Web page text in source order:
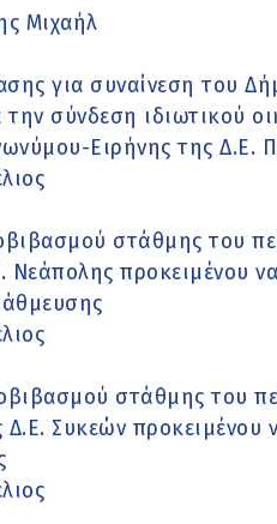
Μιχαήλ
για συναίνεση του
την σύνδεση ιδιωτικού
Ειρήνης της Δ.Ε.
στάθμης του
Νεάπολης προκειμένου
στάθμης του
Συκεών προκειμένου